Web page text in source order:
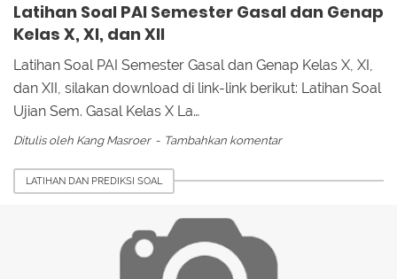
Latihan Soal PAI Semester Gasal dan Genap
Kelas X, XI, dan XII
Latihan Soal PAI Semester Gasal dan Genap Kelas X, XI,
dan XII, silakan download di link-link berikut: Latihan Soal
Ujian Sem. Gasal Kelas X La…
Ditulis oleh Kang Masroer Tambahkan komentar
LATIHAN DAN PREDIKSI SOAL